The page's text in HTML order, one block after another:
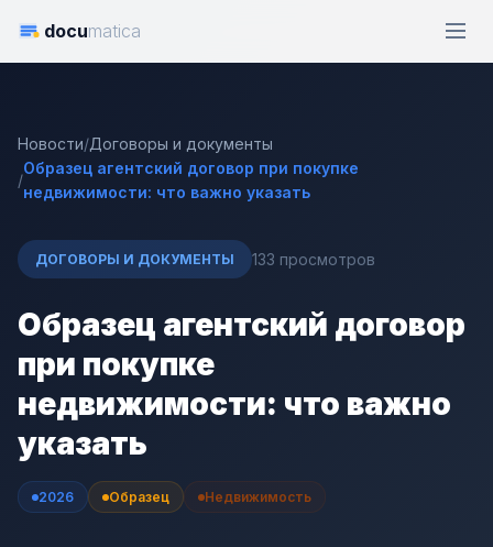
documatica
Новости/Договоры и документы
/
Образец агентский договор при покупке
недвижимости: что важно указать
ДОГОВОРЫ И ДОКУМЕНТЫ 133 просмотров
Образец агентский договор
при покупке
недвижимости: что важно
указать
2026 Образец Недвижимость